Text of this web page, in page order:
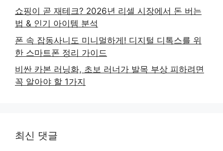
쇼핑이 곧 재테크? 2026년 리셀 시장에서 돈 버는
법 & 인기 아이템 분석
폰 속 잡동사니도 미니멀하게! 디지털 디톡스를 위
한 스마트폰 정리 가이드
비싼 카본 러닝화, 초보 러너가 발목 부상 피하려면
꼭 알아야 할 1가지
최신 댓글